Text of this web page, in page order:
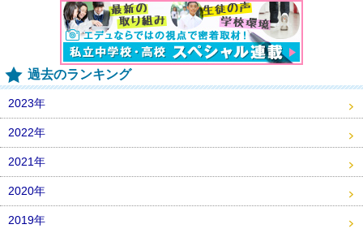
過去のランキング
2023年
2022年
2021年
2020年
2019年